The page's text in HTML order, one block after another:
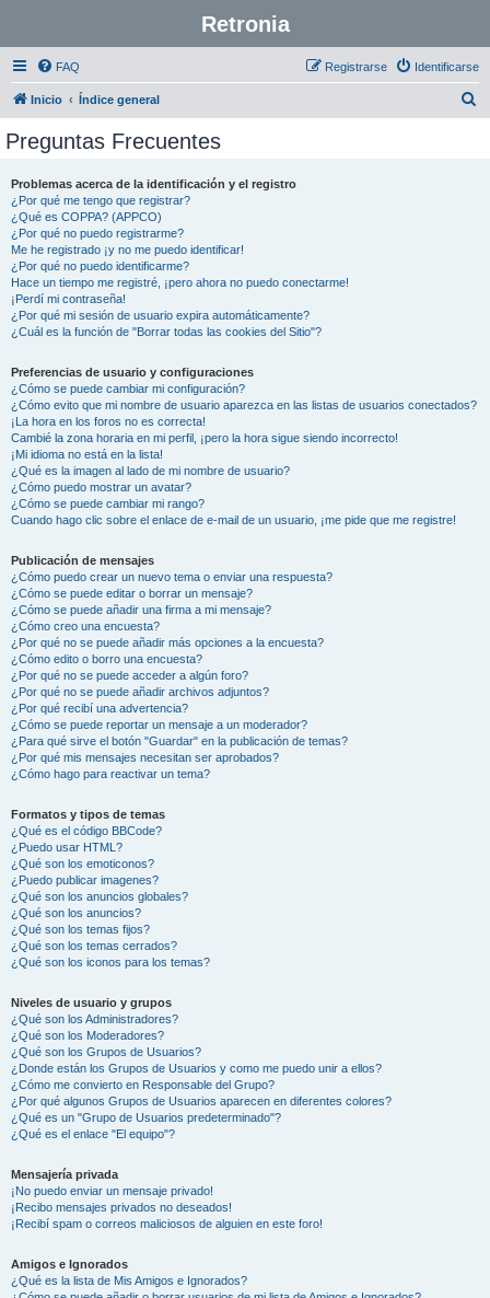
Retronia
FAQ Identificarse
Registrarse
Inicio Índice general
Preguntas Frecuentes
Problemas acerca de la identificación y el registro
¿Por qué me tengo que registrar?
¿Qué es COPPA? (APPCO)
¿Por qué no puedo registrarme?
Me he registrado ¡y no me puedo identificar!
¿Por qué no puedo identificarme?
Hace un tiempo me registré, ¡pero ahora no puedo conectarme!
¡Perdí mi contraseña!
¿Por qué mi sesión de usuario expira automáticamente?
¿Cuál es la función de "Borrar todas las cookies del Sitio"?
Preferencias de usuario y configuraciones
¿Cómo se puede cambiar mi configuración?
¿Cómo evito que mi nombre de usuario aparezca en las listas de usuarios conectados?
¡La hora en los foros no es correcta!
Cambié la zona horaria en mi perfil, ¡pero la hora sigue siendo incorrecto!
¡Mi idioma no está en la lista!
¿Qué es la imagen al lado de mi nombre de usuario?
¿Cómo puedo mostrar un avatar?
¿Cómo se puede cambiar mi rango?
Cuando hago clic sobre el enlace de e-mail de un usuario, ¡me pide que me registre!
Publicación de mensajes
¿Cómo puedo crear un nuevo tema o enviar una respuesta?
¿Cómo se puede editar o borrar un mensaje?
¿Cómo se puede añadir una firma a mi mensaje?
¿Cómo creo una encuesta?
¿Por qué no se puede añadir más opciones a la encuesta?
¿Cómo edito o borro una encuesta?
¿Por qué no se puede acceder a algún foro?
¿Por qué no se puede añadir archivos adjuntos?
¿Por qué recibí una advertencia?
¿Cómo se puede reportar un mensaje a un moderador?
¿Para qué sirve el botón "Guardar" en la publicación de temas?
¿Por qué mis mensajes necesitan ser aprobados?
¿Cómo hago para reactivar un tema?
Formatos y tipos de temas
¿Qué es el código BBCode?
¿Puedo usar HTML?
¿Qué son los emoticonos?
¿Puedo publicar imagenes?
¿Qué son los anuncios globales?
¿Qué son los anuncios?
¿Qué son los temas fijos?
¿Qué son los temas cerrados?
¿Qué son los iconos para los temas?
Niveles de usuario y grupos
¿Qué son los Administradores?
¿Qué son los Moderadores?
¿Qué son los Grupos de Usuarios?
¿Donde están los Grupos de Usuarios y como me puedo unir a ellos?
¿Cómo me convierto en Responsable del Grupo?
¿Por qué algunos Grupos de Usuarios aparecen en diferentes colores?
¿Qué es un "Grupo de Usuarios predeterminado"?
¿Qué es el enlace "El equipo"?
Mensajería privada
¡No puedo enviar un mensaje privado!
¡Recibo mensajes privados no deseados!
¡Recibí spam o correos maliciosos de alguien en este foro!
Amigos e Ignorados
¿Qué es la lista de Mis Amigos e Ignorados?